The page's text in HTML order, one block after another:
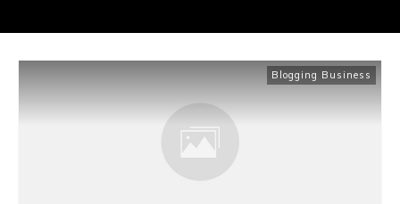
Blogging Business